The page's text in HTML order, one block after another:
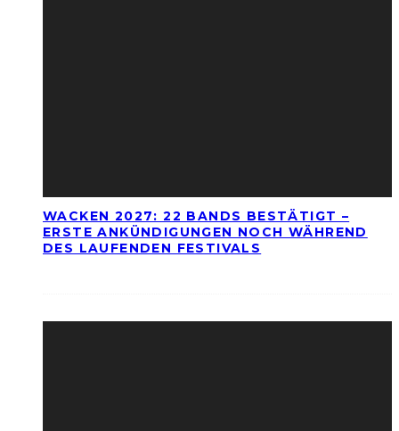
WACKEN 2027: 22 BANDS BESTÄTIGT –
ERSTE ANKÜNDIGUNGEN NOCH WÄHREND
DES LAUFENDEN FESTIVALS